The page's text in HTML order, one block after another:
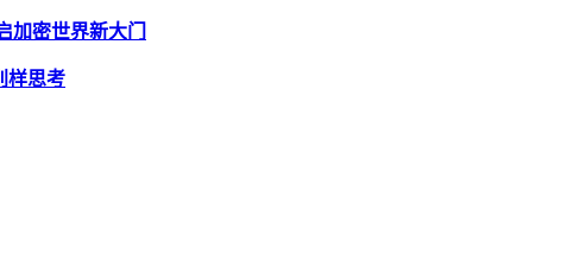
密世界新大门
样思考